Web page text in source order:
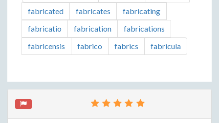
fabricated
fabricates
fabricating
fabricatio
fabrication
fabrications
fabricensis
fabrico fabrics fabricula